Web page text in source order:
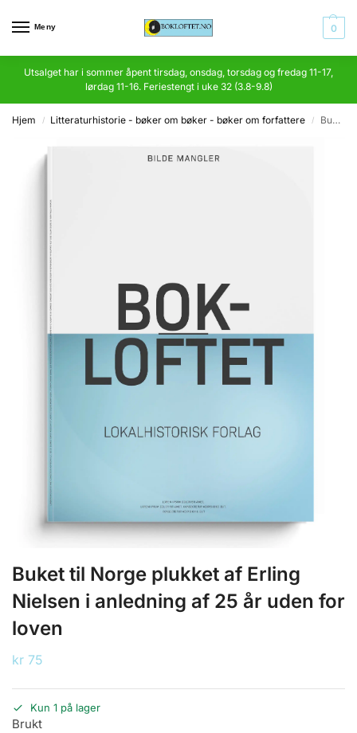
Meny 0
Utsalget har i sommer åpent tirsdag, onsdag, torsdag og fredag 11-17,
lørdag 11-16. Feriestengt i uke 32 (3.8-9.8)
Hjem / Litteraturhistorie - bøker om bøker - bøker om forfattere / Buket til Norge plukket af Erling Nielsen i anledning af 25 år uden for loven
Buket til Norge plukket af Erling
Nielsen i anledning af 25 år uden for
loven
kr 75
Kun 1 på lager
Brukt